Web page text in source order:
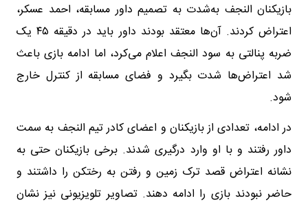
بازیکنان النجف به‌شدت به تصمیم داور مسابقه، احمد عسکر،
اعتراض کردند. آن‌ها معتقد بودند داور باید در دقیقه ۴۵ یک
ضربه پنالتی به سود النجف اعلام می‌کرد، اما ادامه بازی باعث
شد اعتراض‌ها شدت بگیرد و فضای مسابقه از کنترل خارج
شود.
در ادامه، تعدادی از بازیکنان و اعضای کادر تیم النجف به سمت
داور رفتند و با او وارد درگیری شدند. برخی بازیکنان حتی به
نشانه اعتراض قصد ترک زمین و رفتن به رختکن را داشتند و
حاضر نبودند بازی را ادامه دهند. تصاویر تلویزیونی نیز نشان